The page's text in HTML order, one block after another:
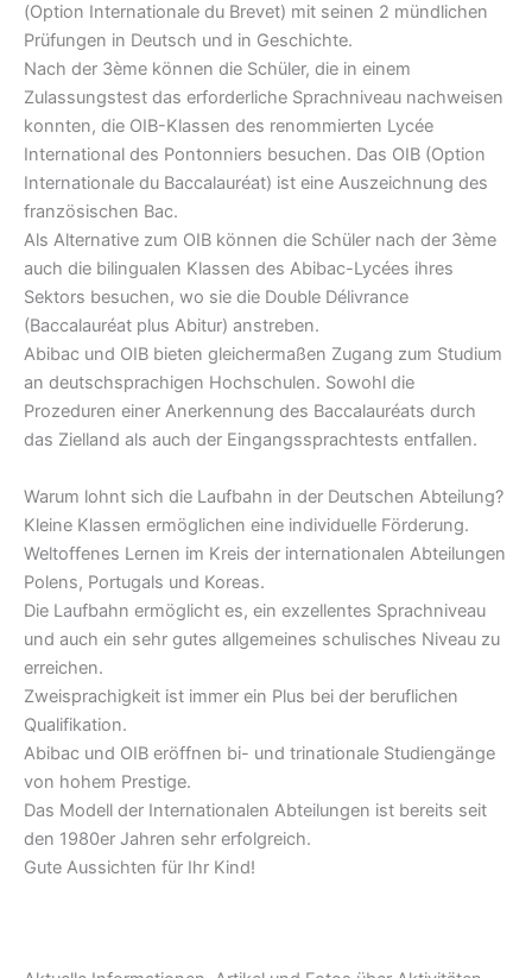
(Option Internationale du Brevet) mit seinen 2 mündlichen
Prüfungen in Deutsch und in Geschichte.
Nach der 3ème können die Schüler, die in einem
Zulassungstest das erforderliche Sprachniveau nachweisen
konnten, die OIB-Klassen des renommierten Lycée
International des Pontonniers besuchen. Das OIB (Option
Internationale du Baccalauréat) ist eine Auszeichnung des
französischen Bac.
Als Alternative zum OIB können die Schüler nach der 3ème
auch die bilingualen Klassen des Abibac-Lycées ihres
Sektors besuchen, wo sie die Double Délivrance
(Baccalauréat plus Abitur) anstreben.
Abibac und OIB bieten gleichermaßen Zugang zum Studium
an deutschsprachigen Hochschulen. Sowohl die
Prozeduren einer Anerkennung des Baccalauréats durch
das Zielland als auch der Eingangssprachtests entfallen.
Warum lohnt sich die Laufbahn in der Deutschen Abteilung?
Kleine Klassen ermöglichen eine individuelle Förderung.
Weltoffenes Lernen im Kreis der internationalen Abteilungen
Polens, Portugals und Koreas.
Die Laufbahn ermöglicht es, ein exzellentes Sprachniveau
und auch ein sehr gutes allgemeines schulisches Niveau zu
erreichen.
Zweisprachigkeit ist immer ein Plus bei der beruflichen
Qualifikation.
Abibac und OIB eröffnen bi- und trinationale Studiengänge
von hohem Prestige.
Das Modell der Internationalen Abteilungen ist bereits seit
den 1980er Jahren sehr erfolgreich.
Gute Aussichten für Ihr Kind!